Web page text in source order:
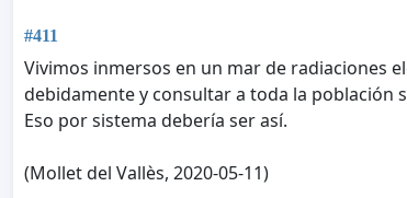
#411
Vivimos inmersos en un mar de radiaciones
debidamente y consultar a toda la población
Eso por sistema debería ser así.
(Mollet del Vallès, 2020-05-11)